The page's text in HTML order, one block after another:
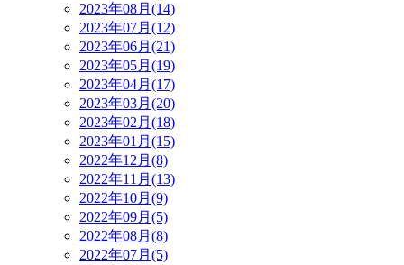
2023年08月(14)
2023年07月(12)
2023年06月(21)
2023年05月(19)
2023年04月(17)
2023年03月(20)
2023年02月(18)
2023年01月(15)
2022年12月(8)
2022年11月(13)
2022年10月(9)
2022年09月(5)
2022年08月(8)
2022年07月(5)